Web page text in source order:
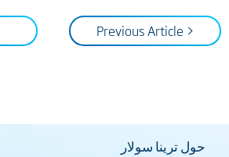
< Previous Article
حول ترينا سولار